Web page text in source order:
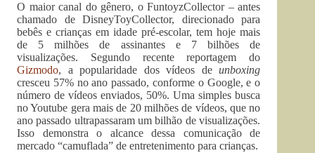
O maior canal do gênero, o FuntoyzCollector – antes
chamado de DisneyToyCollector, direcionado para
bebês e crianças em idade pré-escolar, tem hoje mais
de 5 milhões de assinantes e 7 bilhões de
visualizações. Segundo recente reportagem do
Gizmodo, a popularidade dos vídeos deunboxing
cresceu 57% no ano passado, conforme o Google, e o
número de vídeos enviados, 50%. Uma simples busca
no Youtube gera mais de 20 milhões de vídeos, que no
ano passado ultrapassaram um bilhão de visualizações.
Isso demonstra o alcance dessa comunicação de
mercado “camuflada” de entretenimento para crianças.